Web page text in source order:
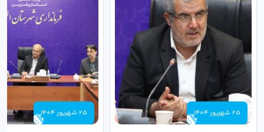
25 شهریور 1404 25 شهریور 1404